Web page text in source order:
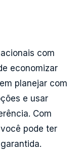
com
economizar
planejar com
e usar
Com
pode ter